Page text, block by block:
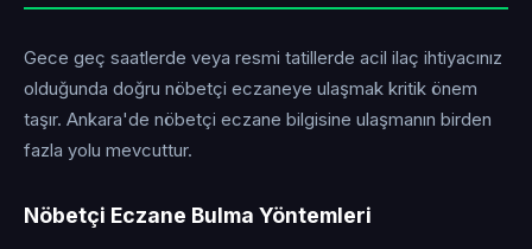
Gece geç saatlerde veya resmi tatillerde acil ilaç ihtiyacınız
olduğunda doğru nöbetçi eczaneye ulaşmak kritik önem
taşır. Ankara'de nöbetçi eczane bilgisine ulaşmanın birden
fazla yolu mevcuttur.
Nöbetçi Eczane Bulma Yöntemleri